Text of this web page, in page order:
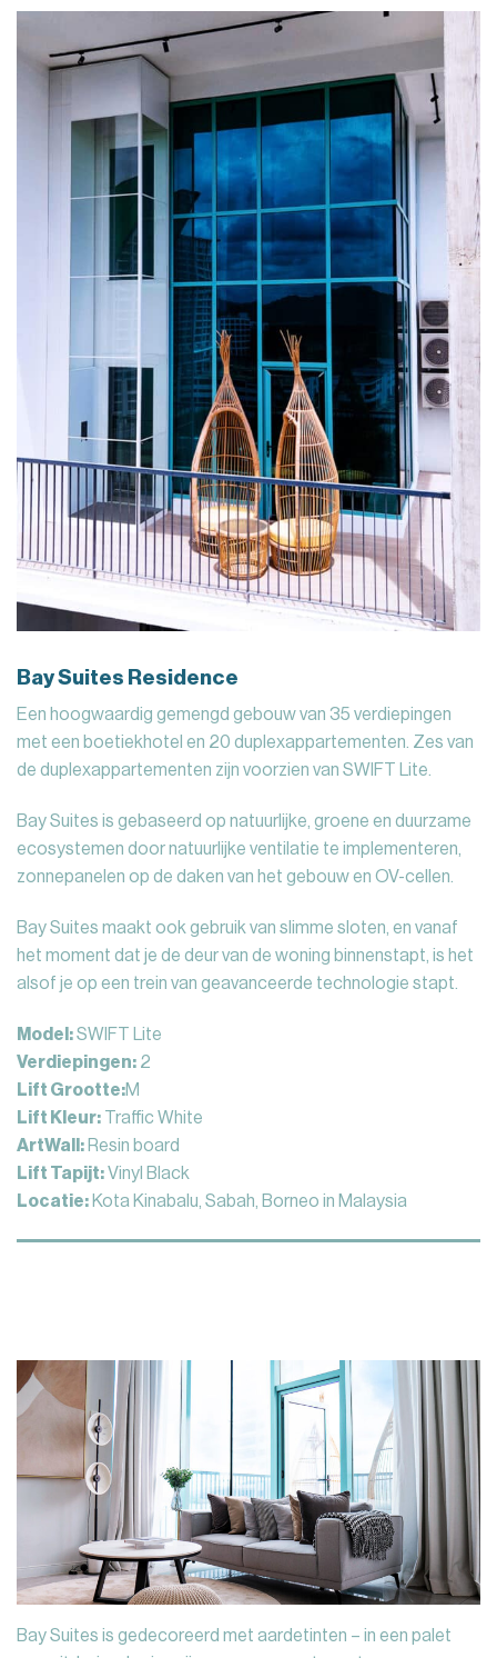
Bay Suites Residence
Een hoogwaardig gemengd gebouw van 35 verdiepingen
met een boetiekhotel en 20 duplexappartementen. Zes van
de duplexappartementen zijn voorzien van SWIFT Lite.
Bay Suites is gebaseerd op natuurlijke, groene en duurzame
ecosystemen door natuurlijke ventilatie te implementeren,
zonnepanelen op de daken van het gebouw en OV-cellen.
Bay Suites maakt ook gebruik van slimme sloten, en vanaf
het moment dat je de deur van de woning binnenstapt, is het
alsof je op een trein van geavanceerde technologie stapt.
Model:SWIFT Lite
Verdiepingen: 2
Lift Grootte:M
Lift Kleur: Traffic White
ArtWall: Resin board
Lift Tapijt:Vinyl Black
Locatie: Kota Kinabalu, Sabah, Borneo in Malaysia
Bay Suites is gedecoreerd met aardetinten – in een palet